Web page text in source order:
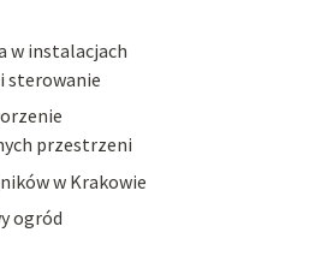
w instalacjach
sterowanie
przestrzeni
w Krakowie
ogród